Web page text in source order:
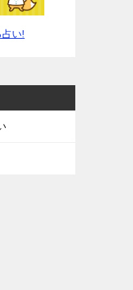
い!